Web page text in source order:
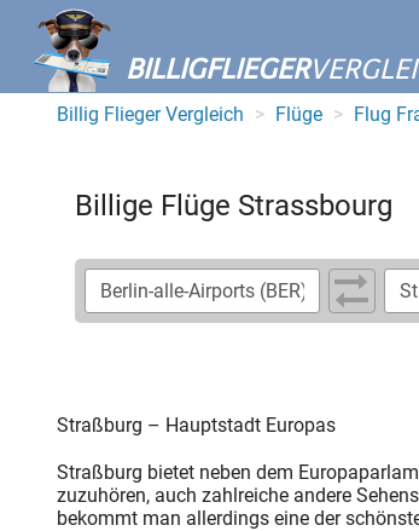
BILLIGFLIEGER
Billig Flieger Vergleich Flüge Flug
Billige Flüge Strassbourg
Straßburg – Hauptstadt Europas
Straßburg bietet neben dem
zuzuhören, auch zahlreiche andere
bekommt man allerdings eine der